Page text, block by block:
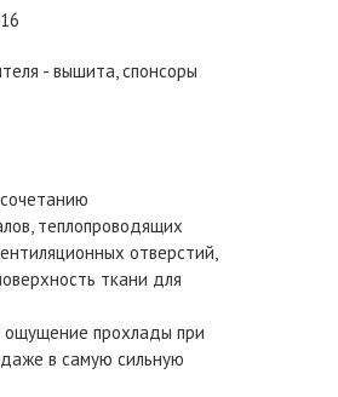
- вышита, спонсоры
теплопроводящих
отверстий,
ткани для
ощущение прохлады при
в самую сильную